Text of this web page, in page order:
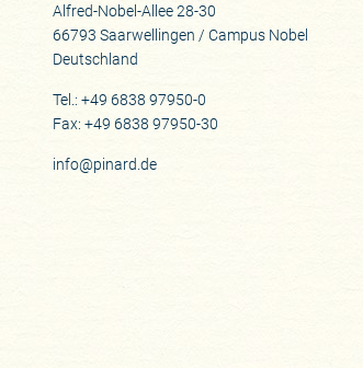
Alfred-Nobel-Allee 28-30
66793 Saarwellingen / Campus Nobel
Deutschland
Tel.: +49 6838 97950-0
Fax: +49 6838 97950-30
info@pinard.de